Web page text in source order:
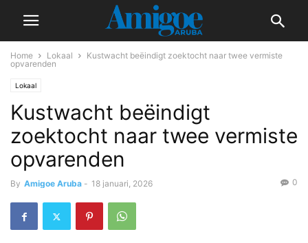
Home Lokaal
Kustwacht beëindigt zoektocht naar twee vermiste
opvarenden
Lokaal
Kustwacht beëindigt
zoektocht naar twee vermiste
opvarenden
By Amigoe Aruba - 18 januari, 2026 0